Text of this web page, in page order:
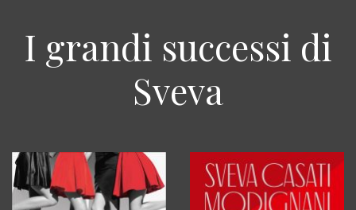
I grandi successi di
Sveva